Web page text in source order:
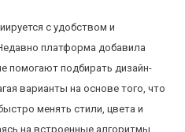
с удобством и
платформа добавила
помогают подбирать дизайн-
варианты на основе того, что
менять стили, цвета и
на встроенные алгоритмы,